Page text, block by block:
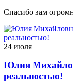
Спасибо вам
24 июля
Юлия
реальностью!